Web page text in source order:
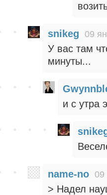
snikeg 09
У вас там
минуты...
и с утра
name-no 09
> Надел